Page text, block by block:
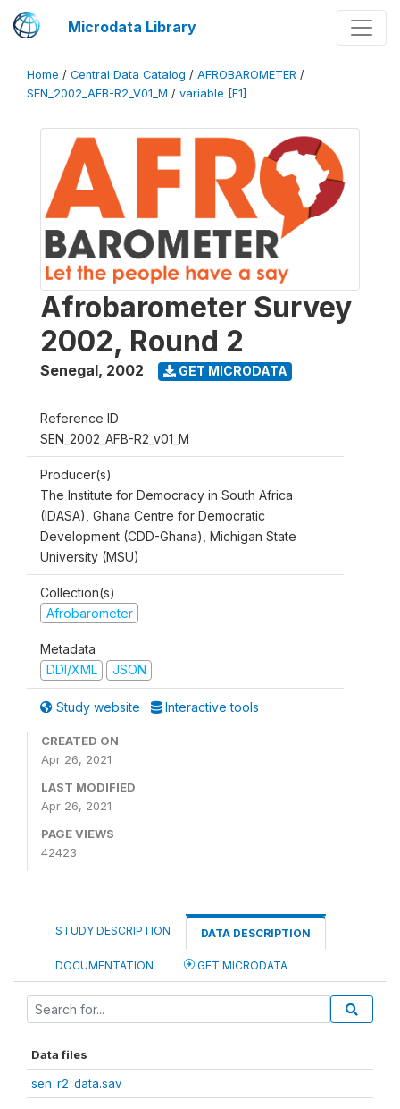
Microdata Library
Home / Central Data Catalog / AFROBAROMETER /
SEN_2002_AFB-R2_V01_M / variable [F1]
Afrobarometer Survey
2002, Round 2
Senegal, 2002 GET MICRODATA
Reference ID
SEN_2002_AFB-R2_v01_M
Producer(s)
The Institute for Democracy in South Africa
(IDASA), Ghana Centre for Democratic
Development (CDD-Ghana), Michigan State
University (MSU)
Collection(s)
Afrobarometer
Metadata
DDI/XML
JSON
Study website Interactive tools
CREATED ON
Apr 26, 2021
LAST MODIFIED
Apr 26, 2021
PAGE VIEWS
42423
STUDY DESCRIPTION DATA DESCRIPTION
DOCUMENTATION GET MICRODATA
Data files
sen_r2_data.sav